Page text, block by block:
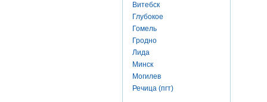
Витебск
Глубокое
Гомель
Гродно
Лида
Минск
Могилев
Речица (пгт)